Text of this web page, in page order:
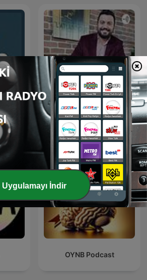
Kişisel Farkındalık
Hikayeleri
OYNB Podcast
Uygulamayı İndir